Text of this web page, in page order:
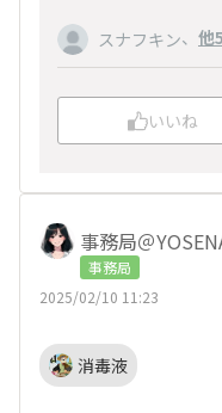
スナフキン、 他
いいね
事務局＠
事務局
2025/02/10 11:23
消毒液